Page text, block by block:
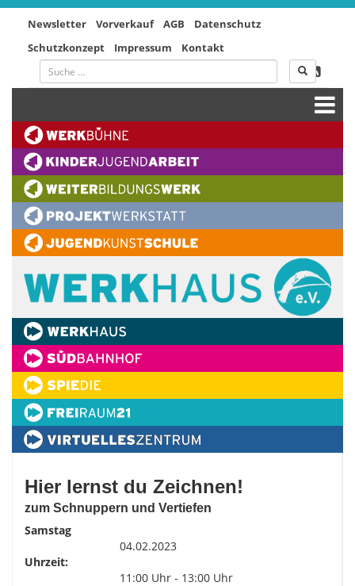
Newsletter Vorverkauf AGB
Datenschutz
Schutzkonzept
Impressum Kontakt
Hier lernst du Zeichnen!
zum Schnuppern und Vertiefen
Samstag
04.02.2023
Uhrzeit:
11:00 Uhr - 13:00 Uhr